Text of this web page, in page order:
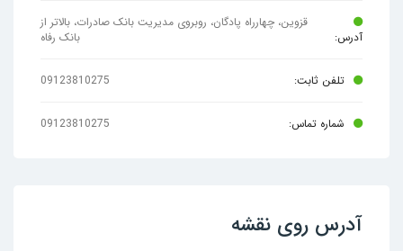
آدرس:
قزوین، چهارراه پادگان، روبروی مدیریت بانک صادرات، بالاتر از
بانک رفاه
تلفن ثابت: 09123810275
شماره تماس: 09123810275
آدرس روی نقشه